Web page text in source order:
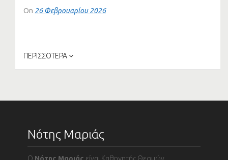
On 26 Φεβρουαρίου 2026
ΠΕΡΙΣΣΟΤΕΡΑ
Νότης Μαριάς
Ο Νότης Μαριάς είναι Καθηγητής Θεσμών